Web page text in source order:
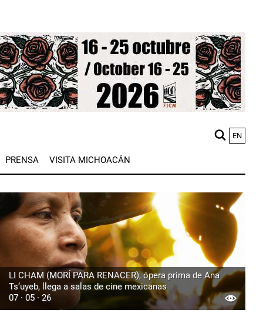
EN
PRENSA VISITA MICHOACÁN
LI CHAM (MORÍ PARA RENACER), ópera prima de Ana
Ts’uyeb, llega a salas de cine mexicanas
07 · 05 · 26